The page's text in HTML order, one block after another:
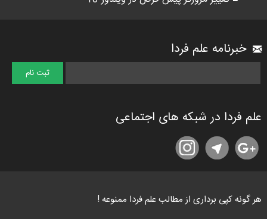
خبرنامه علم فردا
علم فردا در شبکه های اجتماعی
هر گونه کپی برداری از مطالب علم فردا ممنوعه !